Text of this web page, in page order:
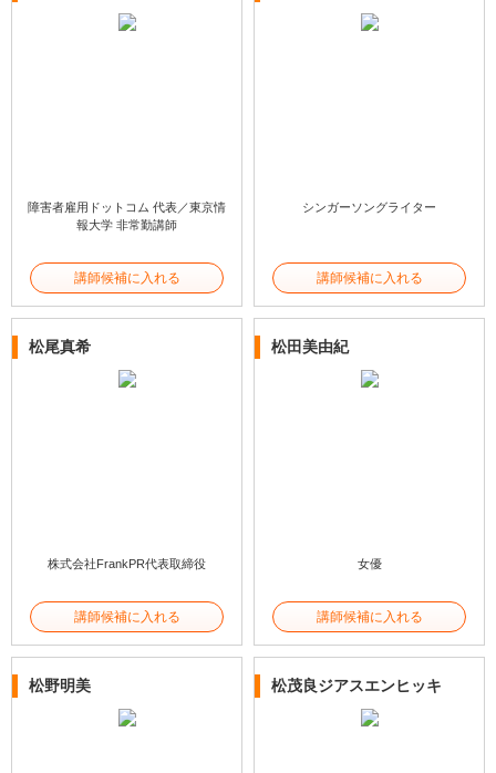
障害者雇用ドットコム 代表／東京情
報大学 非常勤講師
講師候補に入れる
シンガーソングライター
講師候補に入れる
松尾真希
株式会社FrankPR代表取締役
講師候補に入れる
松田美由紀
女優
講師候補に入れる
松野明美 松茂良ジアスエンヒッキ